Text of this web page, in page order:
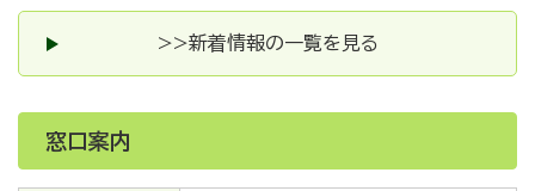
>>新着情報の一覧を見る
窓口案内